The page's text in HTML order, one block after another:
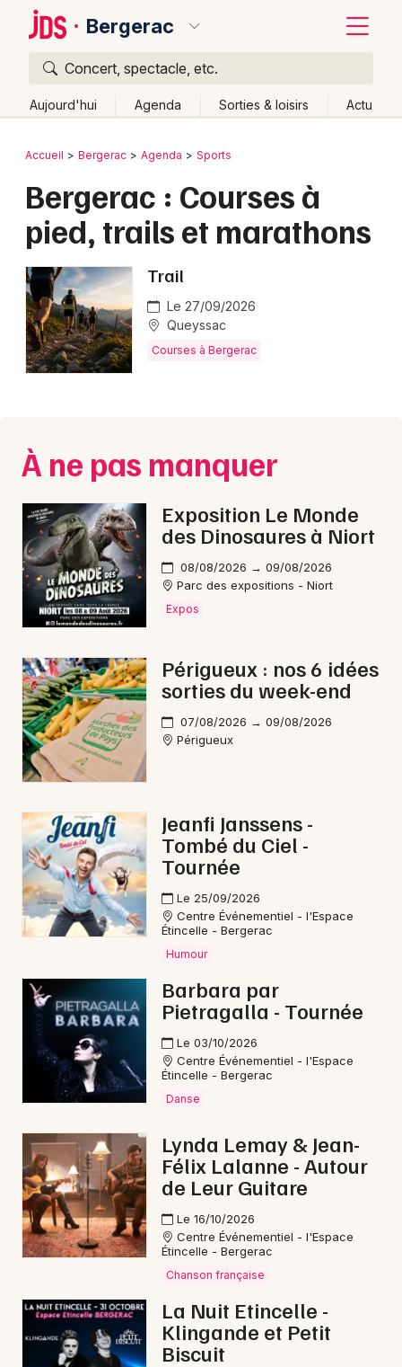
Bergerac
Concert, spectacle, etc.
Aujourd'hui Agenda Sorties & loisirs Actu
Publier un événement
Grands événements
Activité & Expérience
Manifestations
Concerts
Sports
Soirées
Sorties famille
Expos
Sorties & loisirs
Courses en Dordogne
Courses en Aquitaine
Courses en Nouvelle-Aquitaine
Newsletter des sorties
Artistes en tournée
Actus à Bergerac
Magazine à Bergerac
Choisir mes départements
Mon email
Bordeaux
Colmar
Lille
Lyon
Marseille
Mulhouse
Nantes
Paris
Strasbourg
Toulouse
Toutes les villes
Retour
Accueil Bergerac Agenda Sports
Bergerac : Courses à
pied, trails et marathons
Trail
Le 27/09/2026
Queyssac
Courses à Bergerac
À ne pas manquer
Exposition Le Monde
des Dinosaures à Niort
08/08/2026 → 09/08/2026
Parc des expositions - Niort
Expos
Périgueux : nos 6 idées
sorties du week-end
07/08/2026 → 09/08/2026
Périgueux
Jeanfi Janssens -
Tombé du Ciel -
Tournée
Le 25/09/2026
Centre Événementiel - l'Espace
Étincelle - Bergerac
Humour
Barbara par
Pietragalla - Tournée
Le 03/10/2026
Centre Événementiel - l'Espace
Étincelle - Bergerac
Danse
Lynda Lemay & Jean-
Félix Lalanne - Autour
de Leur Guitare
Le 16/10/2026
Centre Événementiel - l'Espace
Étincelle - Bergerac
Chanson française
La Nuit Etincelle -
Klingande et Petit
Biscuit
Quoi ?
Où ?
Partout
Près de moi Changer de lieu
Quand ?
Effacer les dates
Aujourd'hui
Demain Ce week-end